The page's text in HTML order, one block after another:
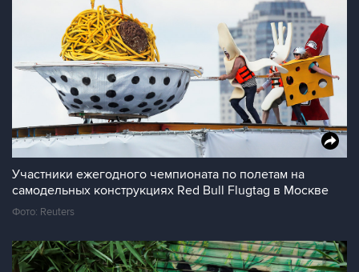
Участники ежегодного чемпионата по полетам на
самодельных конструкциях Red Bull Flugtag в Москве
Фото: Reuters